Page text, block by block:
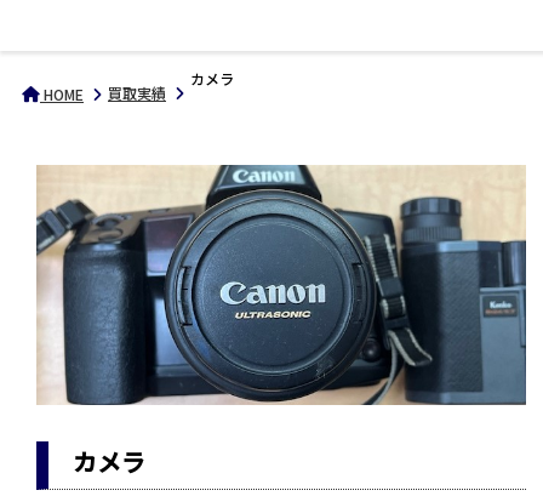
HOME 買取実績
カメラ
カメラ